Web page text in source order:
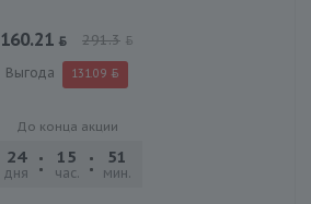
160.21 291.3
Выгода 131.09
До конца акции
24
дня
15
час.
51
мин.